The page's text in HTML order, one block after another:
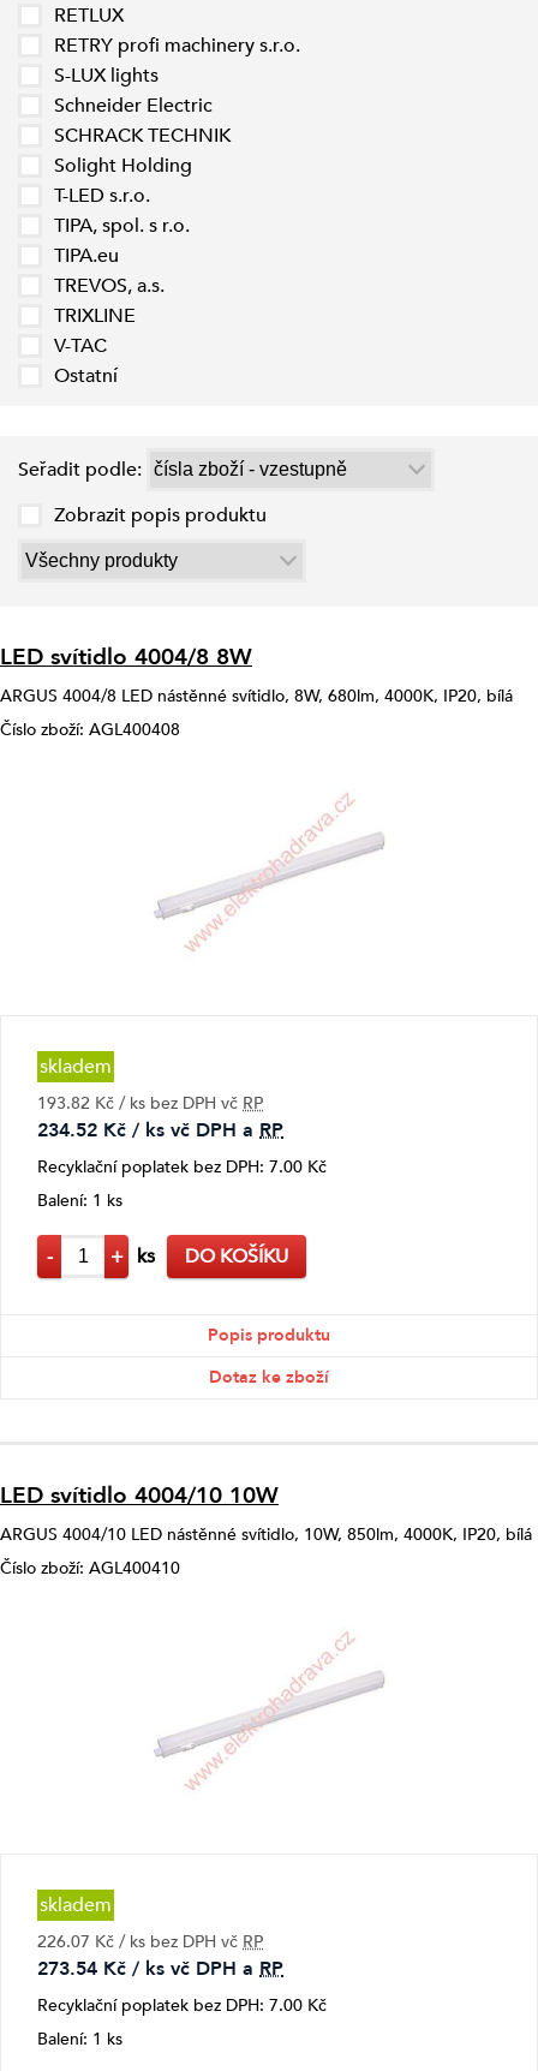
RETLUX
RETRY profi machinery s.r.o.
S-LUX lights
Schneider Electric
SCHRACK TECHNIK
Solight Holding
T-LED s.r.o.
TIPA, spol. s r.o.
TIPA.eu
TREVOS, a.s.
TRIXLINE
V-TAC
Ostatní
Seřadit podle:
Zobrazit popis produktu
LED svítidlo 4004/8 8W
ARGUS 4004/8 LED nástěnné svítidlo, 8W, 680lm, 4000K, IP20, bílá
Číslo zboží: AGL400408
skladem
193.82 Kč / ks bez DPH vč RP
234.52 Kč / ks vč DPH a RP
Recyklační poplatek bez DPH: 7.00 Kč
Balení: 1 ks
- + ks DO KOŠÍKU
Popis produktu
Dotaz ke zboží
LED svítidlo 4004/10 10W
ARGUS 4004/10 LED nástěnné svítidlo, 10W, 850lm, 4000K, IP20, bílá
Číslo zboží: AGL400410
skladem
226.07 Kč / ks bez DPH vč RP
273.54 Kč / ks vč DPH a RP
Recyklační poplatek bez DPH: 7.00 Kč
Balení: 1 ks